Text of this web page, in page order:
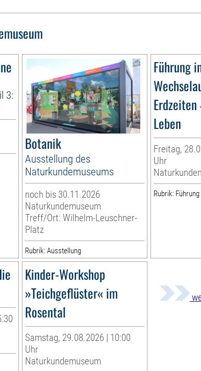
3:
Botanik
Ausstellung des
Naturkundemuseums
noch bis 30.11.2026
Naturkundemuseum
Treff/Ort: Wilhelm-Leuschner-
Platz
Rubrik: Ausstellung
Führung
Leben
Freitag,
Uhr
Rubrik: Führung
Kinder-Workshop
»Teichgeflüster« im
Rosental
Samstag, 29.08.2026 | 10:00
Uhr
Naturkundemuseum